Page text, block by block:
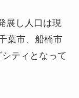
展し人口は現
葉市、船橋市
ティとなって